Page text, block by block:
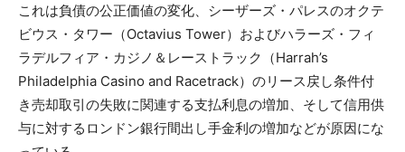
これは負債の公正価値の変化、シーザーズ・パレスのオクテ
ビウス・タワー（Octavius Tower）およびハラーズ・フィ
ラデルフィア・カジノ＆レーストラック（Harrah’s
Philadelphia Casino and Racetrack）のリース戻し条件付
き売却取引の失敗に関連する支払利息の増加、そして信用供
与に対するロンドン銀行間出し手金利の増加などが原因にな